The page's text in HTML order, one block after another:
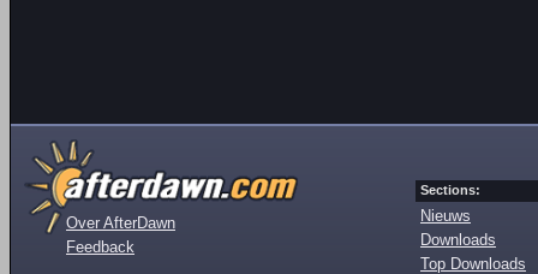
Over AfterDawn
Feedback
Sections:
Nieuws
Downloads
Top Downloads